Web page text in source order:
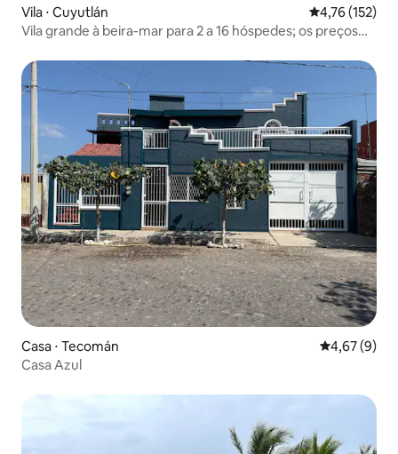
Vila ⋅ Cuyutlán 4,76 de uma
4,76 (152)
Vila grande à beira-mar para 2 a 16 hóspedes; os preços
Casa ⋅ Tecomán 4,67 de uma
4,67 (9)
Casa Azul